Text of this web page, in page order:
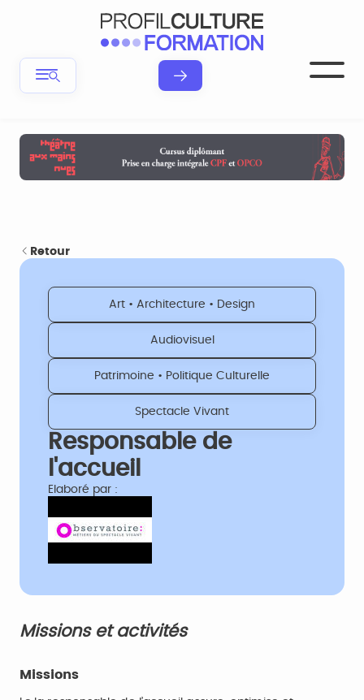
Retour
Art • Architecture • Design
Audiovisuel
Patrimoine • Politique Culturelle
Spectacle Vivant
Responsable de
l'accueil
Elaboré par :
Missions et activités
Missions